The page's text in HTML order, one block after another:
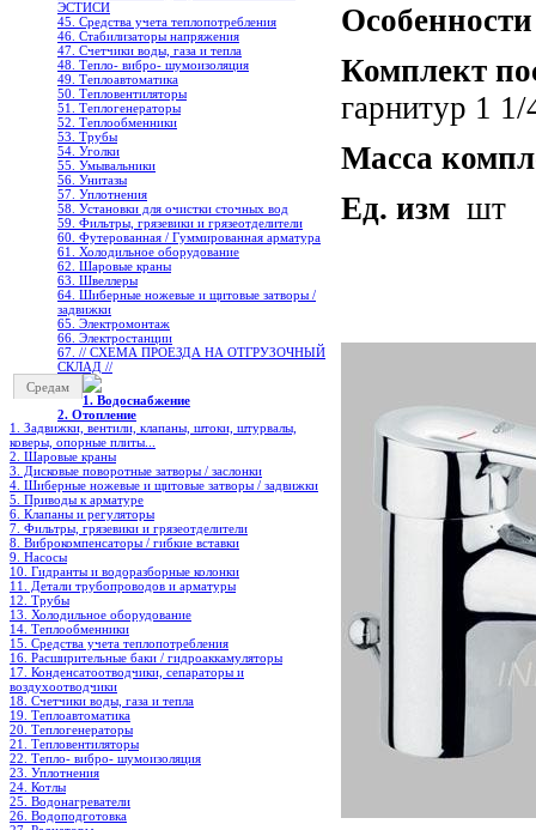
ЭСТИСИ
45. Средства учета теплопотребления
46. Стабилизаторы напряжения
47. Счетчики воды, газа и тепла
48. Тепло- вибро- шумоизоляция
49. Теплоавтоматика
50. Тепловентиляторы
51. Теплогенераторы
52. Теплообменники
53. Трубы
54. Уголки
55. Умывальники
56. Унитазы
57. Уплотнения
58. Установки для очистки сточных вод
59. Фильтры, грязевики и грязеотделители
60. Футерованная / Гуммированная арматура
61. Холодильное oборудование
62. Шаровые краны
63. Швеллеры
64. Шиберные ножевые и щитовые затворы /
задвижки
65. Электромонтаж
66. Электростанции
67. // СХЕМА ПРОЕЗДА НА ОТГРУЗОЧНЫЙ
СКЛАД //
Средам
1. Водоснабжение
2. Отопление
1. Задвижки, вентили, клапаны, штоки, штурвалы,
коверы, опорные плиты...
2. Шаровые краны
3. Дисковые поворотные затворы / заслонки
4. Шиберные ножевые и щитовые затворы / задвижки
5. Приводы к арматуре
6. Клапаны и регуляторы
7. Фильтры, грязевики и грязеотделители
8. Виброкомпенсаторы / гибкие вставки
9. Насосы
10. Гидранты и водоразборные колонки
11. Детали трубопроводов и арматуры
12. Трубы
13. Холодильное oборудование
14. Теплообменники
15. Средства учета теплопотребления
16. Расширительные баки / гидроаккамуляторы
17. Конденсатоотводчики, сепараторы и
воздухоотводчики
18. Счетчики воды, газа и тепла
19. Теплоавтоматика
20. Теплогенераторы
21. Тепловентиляторы
22. Тепло- вибро- шумоизоляция
23. Уплотнения
24. Котлы
25. Водонагреватели
26. Водоподготовка
Комплект
гарнитур 1
Масса
Ед. изм шт